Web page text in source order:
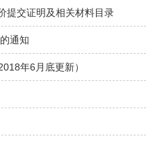
提交证明及相关材料目录
通知
年6月底更新）